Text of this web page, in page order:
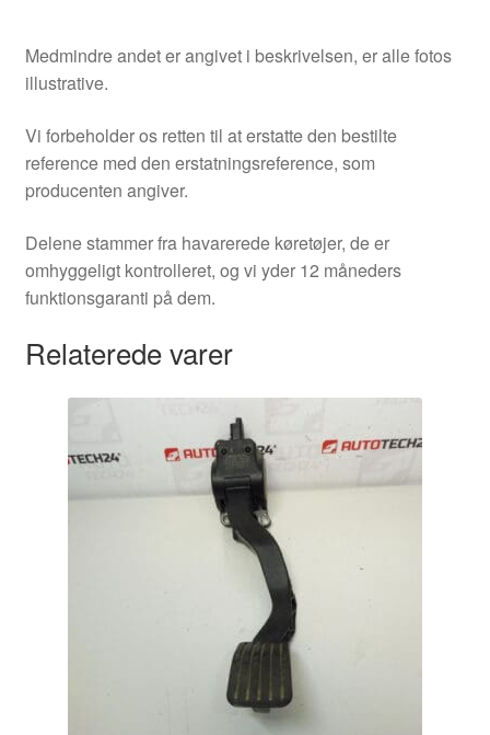
Medmindre andet er angivet i beskrivelsen, er alle fotos
illustrative.
Vi forbeholder os retten til at erstatte den bestilte
reference med den erstatningsreference, som
producenten angiver.
Delene stammer fra havarerede køretøjer, de er
omhyggeligt kontrolleret, og vi yder 12 måneders
funktionsgaranti på dem.
Relaterede varer